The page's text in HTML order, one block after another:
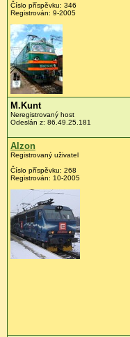
Číslo příspěvku: 346
Registrován: 9-2005
M.Kunt
Neregistrovaný host
Odeslán z: 86.49.25.181
Alzon
Registrovaný uživatel
Číslo příspěvku: 268
Registrován: 10-2005